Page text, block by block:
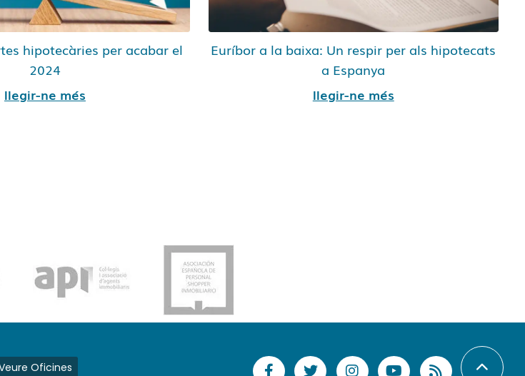
hipotecàries per acabar el
2024
llegir-ne més
Euríbor a la baixa: Un respir per als hipotecats
a Espanya
llegir-ne més
Oficines